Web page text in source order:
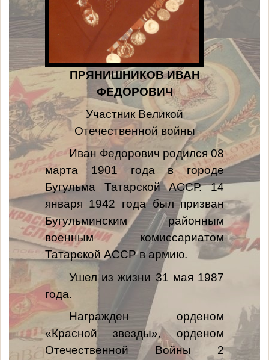
ПРЯНИШНИКОВ ИВАН
ФЕДОРОВИЧ
Участник Великой
Отечественной войны
Иван Федорович родился 08
марта 1901 года в городе
Бугульма Татарской АССР. 14
января 1942 года был призван
Бугульминским районным
военным комиссариатом
Татарской АССР в армию.
Ушел из жизни 31 мая 1987
года.
Награжден орденом
«Красной звезды», орденом
Отечественной Войны 2